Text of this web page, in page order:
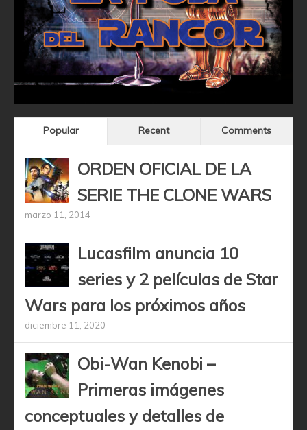
Popular Recent Comments
ORDEN OFICIAL DE LA
SERIE THE CLONE WARS
marzo 11, 2014
Lucasfilm anuncia 10
series y 2 películas de Star
Wars para los próximos años
diciembre 11, 2020
Obi-Wan Kenobi –
Primeras imágenes
conceptuales y detalles de